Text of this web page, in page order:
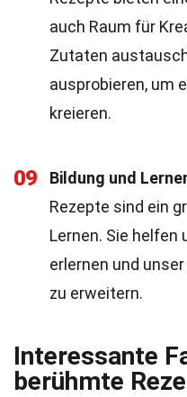
auch Raum für
Zutaten
ausprobieren, um
kreieren.
09
Bildung und
Rezepte sind ein
Lernen. Sie helfen
erlernen und
zu erweitern.
Interessante
berühmte